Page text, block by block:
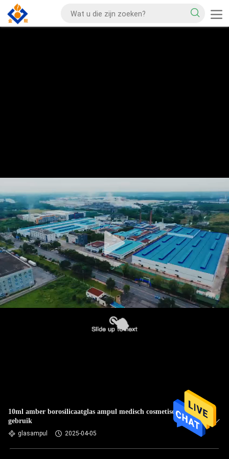
10ml amber borosilicaatglas ampul medisch cosmetisch
gebruik
glasampul 2025-04-05